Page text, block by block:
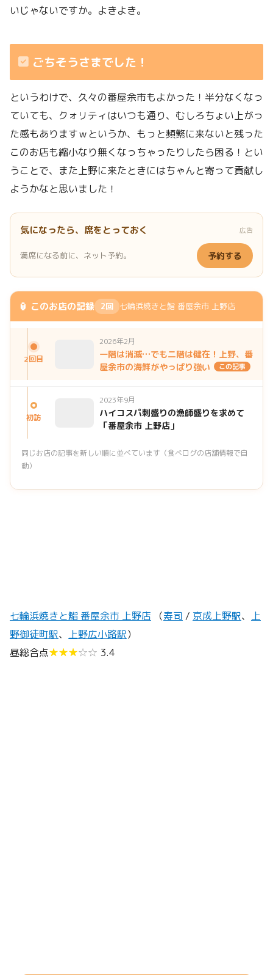
いじゃないですか。よきよき。
ごちそうさまでした！
というわけで、久々の番屋余市もよかった！半分なくなっ
ていても、クォリティはいつも通り、むしろちょい上がっ
た感もありますｗというか、もっと頻繁に来ないと残った
このお店も縮小なり無くなっちゃったりしたら困る！とい
うことで、また上野に来たときにはちゃんと寄って貢献し
ようかなと思いました！
気になったら、席をとっておく 広告
満席になる前に、ネット予約。 予約する
🏮 このお店の記録 2回 七輪浜焼きと鮨 番屋余市 上野店
2回目
2026年2月
一階は消滅…でも二階は健在！上野、番
屋余市の海鮮がやっぱり強い
この記事
初訪
2023年9月
ハイコスパ刺盛りの漁師盛りを求めて
「番屋余市 上野店」
同じお店の記事を新しい順に並べています（食べログの店舗情報で自
動）
七輪浜焼きと鮨 番屋余市 上野店 （寿司 / 京成上野駅、 上
野御徒町駅、 上野広小路駅）
昼総合点★★★☆☆ 3.4